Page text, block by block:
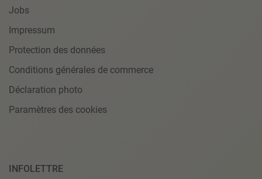
Jobs
Impressum
Protection des données
Conditions générales de commerce
Déclaration photo
Paramètres des cookies
INFOLETTRE